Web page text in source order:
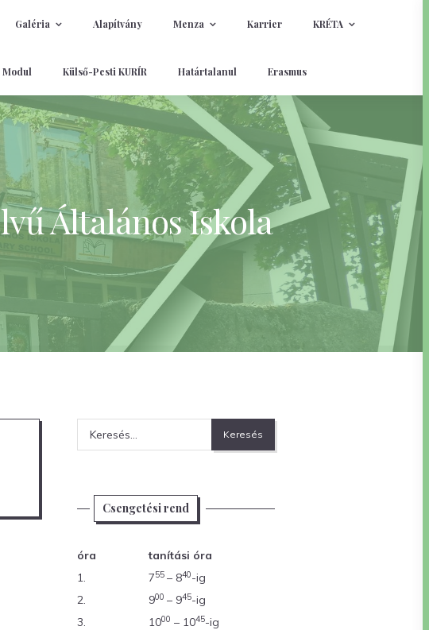
Általános Iskola
Galéria Alapítvány Menza Karrier KRÉTA
Modul Külső-Pesti KURÍR Határtalanul Erasmus
Keresés:
Csengetési rend
óra
tanítási óra
1.
755 – 840-ig
2.
900 – 945-ig
3.
1000 – 1045-ig